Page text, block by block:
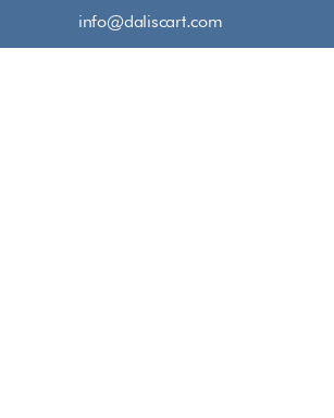
al
info@daliscart.com